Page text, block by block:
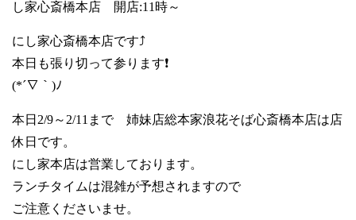
し家心斎橋本店 開店:11時～
にし家心斎橋本店です⤴️
本日も張り切って参ります❗
(*´∇｀)ﾉ
本日2/9～2/11まで 姉妹店総本家浪花そば心斎橋本店は店
休日です。
にし家本店は営業しております。
ランチタイムは混雑が予想されますので
ご注意くださいませ。